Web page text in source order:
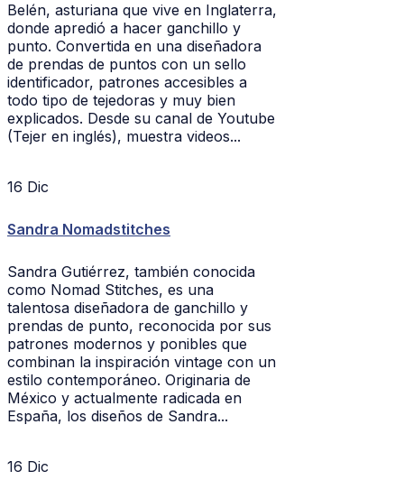
Belén, asturiana que vive en Inglaterra,
donde apredió a hacer ganchillo y
punto. Convertida en una diseñadora
de prendas de puntos con un sello
identificador, patrones accesibles a
todo tipo de tejedoras y muy bien
explicados. Desde su canal de Youtube
(Tejer en inglés), muestra videos...
16 Dic
Sandra Nomadstitches
Sandra Gutiérrez, también conocida
como Nomad Stitches, es una
talentosa diseñadora de ganchillo y
prendas de punto, reconocida por sus
patrones modernos y ponibles que
combinan la inspiración vintage con un
estilo contemporáneo. Originaria de
México y actualmente radicada en
España, los diseños de Sandra...
16 Dic